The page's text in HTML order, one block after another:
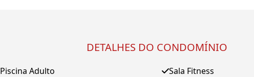
DETALHES DO CONDOMÍNIO
Piscina Adulto
Sala Fitness